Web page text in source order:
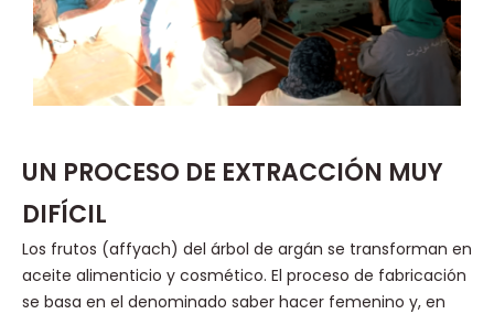
UN PROCESO DE EXTRACCIÓN MUY
DIFÍCIL
Los frutos (affyach) del árbol de argán se transforman en
aceite alimenticio y cosmético. El proceso de fabricación
se basa en el denominado saber hacer femenino y, en